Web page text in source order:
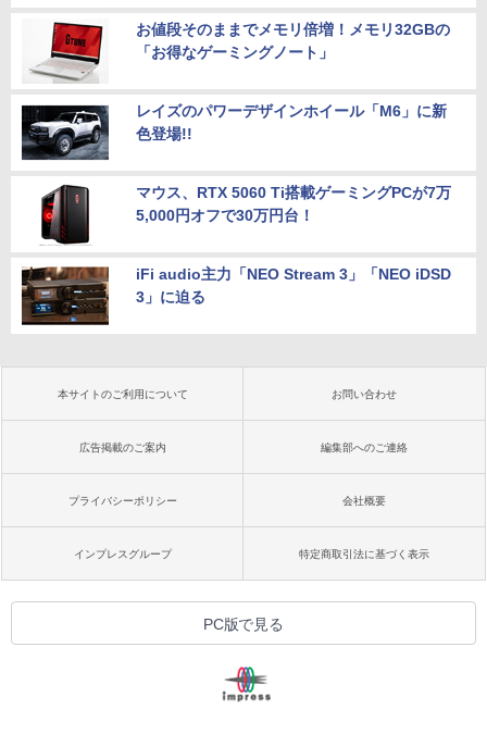
お値段そのままでメモリ倍増！メモリ32GBの
「お得なゲーミングノート」
レイズのパワーデザインホイール「M6」に新
色登場!!
マウス、RTX 5060 Ti搭載ゲーミングPCが7万
5,000円オフで30万円台！
iFi audio主力「NEO Stream 3」「NEO iDSD
3」に迫る
本サイトのご利用について お問い合わせ
広告掲載のご案内 編集部へのご連絡
プライバシーポリシー 会社概要
インプレスグループ 特定商取引法に基づく表示
PC版で見る